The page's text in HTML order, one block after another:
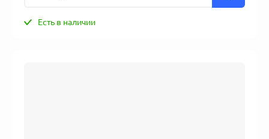
Есть в наличии